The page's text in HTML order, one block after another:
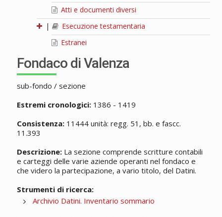
Atti e documenti diversi
|
Esecuzione testamentaria
Estranei
Fondaco di Valenza
sub-fondo / sezione
Estremi cronologici:1386 - 1419
Consistenza:11444 unità: regg. 51, bb. e fascc.
11.393
Descrizione:La sezione comprende scritture contabili
e carteggi delle varie aziende operanti nel fondaco e
che videro la partecipazione, a vario titolo, del Datini.
Strumenti di ricerca:
Archivio Datini. Inventario sommario